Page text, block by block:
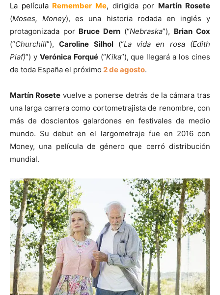
La película Remember Me, dirigida por Martín Rosete
(Moses, Money), es una historia rodada en inglés y
protagonizada por Bruce Dern (“Nebraska”), Brian Cox
(“Churchill”),Caroline Silhol(“La vida en rosa (Edith
Piaf)”) y Verónica Forqué(“Kika”), que llegará a los cines
de toda España el próximo 2 de agosto.
Martín Rosetevuelve a ponerse detrás de la cámara tras
una larga carrera como cortometrajista de renombre, con
más de doscientos galardones en festivales de medio
mundo. Su debut en el largometraje fue en 2016 con
Money, una película de género que cerró distribución
mundial.